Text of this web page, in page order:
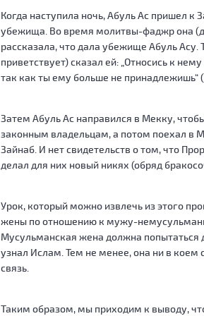
Когда наступила ночь, Абуль Ас пришел к
убежища. Во время молитвы-фаджр она
рассказала, что дала убежище Абуль Асу.
приветствует) сказал ей: „Относись к
так как ты ему больше не принадлежишь“
Затем Абуль Ас направился в Мекку,
законным владельцам, а потом поехал в
Зайнаб. И нет свидетельств о том, что
делал для них новый никях (обряд
Урок, который можно извлечь из этого
жены по отношению к мужу-
Мусульманская жена должна
узнал Ислам. Тем не менее, она ни в коем
связь.
Таким образом, мы приходим к выводу,